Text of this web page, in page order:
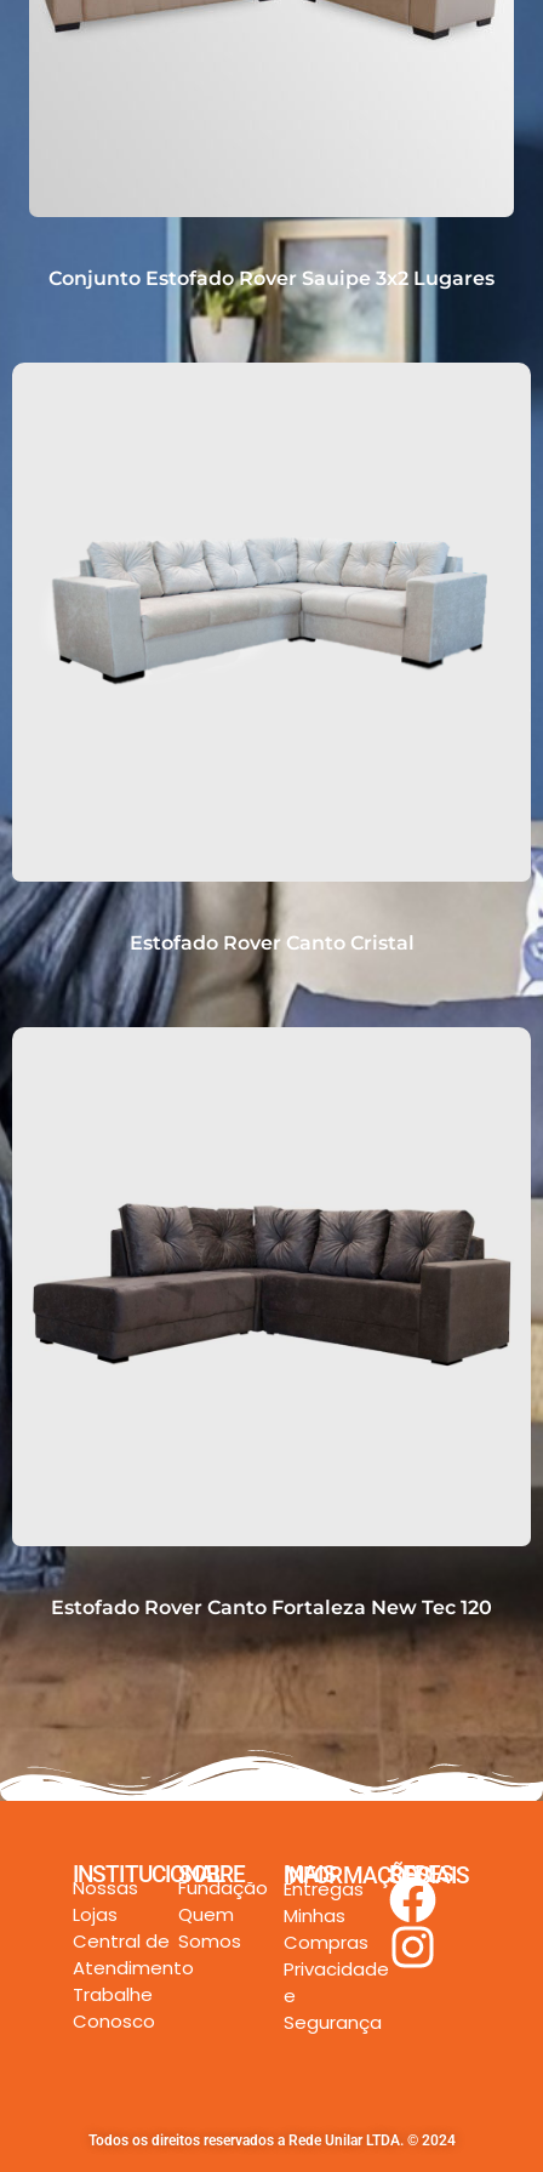
Conjunto Estofado Rover Sauipe 3x2 Lugares
R$2.319,90
Estofado Rover Canto Cristal
R$2.449,90
Estofado Rover Canto Fortaleza New Tec 120
2.064,90
INSTITUCIONAL
Nossas
Lojas
Central de
Atendimento
Trabalhe
Conosco
SOBRE
Fundação
Quem
Somos
MAIS INFORMAÇÕES
Entregas
Minhas
Compras
Privacidade
e
Segurança
REDES SOCIAIS
Todos os direitos reservados a Rede Unilar LTDA. © 2024